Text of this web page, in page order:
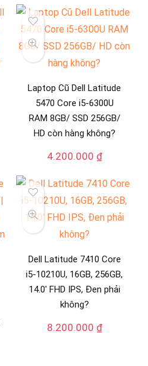
Laptop Cũ Dell Latitude
5470 Core i5-6300U
RAM 8GB/ SSD 256GB/
HD còn hàng không?
4.200.000 ₫
Dell Latitude 7410 Core
i5-10210U, 16GB, 256GB,
14.0′ FHD IPS, Đen phải
không?
8.200.000 ₫